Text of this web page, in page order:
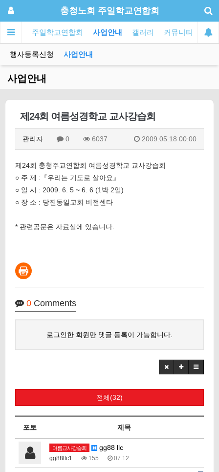
충청노회 주일학교연합회
주일학교연합회 사업안내 갤러리 커뮤니티
행사등록신청 사업안내
사업안내
제24회 여름성경학교 교사강습회
관리자 0 6037 2009.05.18 00:00
제24회 충청주교연합회 여름성경학교 교사강습회
○ 주 제 :『우리는 기도로 살아요』
○ 일 시 : 2009. 6. 5 ~ 6. 6 (1박 2일)
○ 장 소 : 당진동일교회 비전센타
* 관련공문은 자료실에 있습니다.
0 Comments
로그인한 회원만 댓글 등록이 가능합니다.
전체(32)
포토 제목
여름교사강습회 gg88 llc
gg88llc1 155 07.12